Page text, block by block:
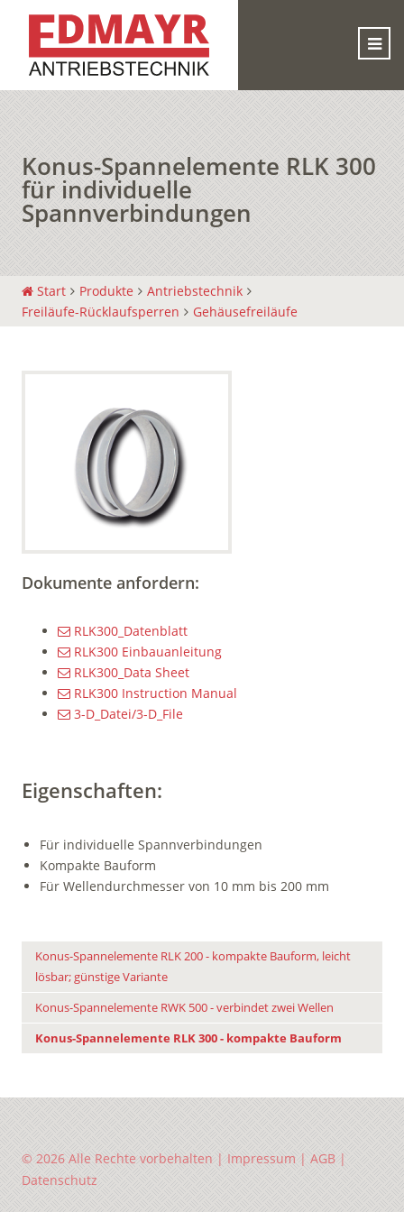
Konus-Spannelemente RLK 300
für individuelle
Spannverbindungen
Start Produkte
Antriebstechnik
Freiläufe-Rücklaufsperren
Gehäusefreiläufe
Dokumente anfordern:
RLK300_Datenblatt
RLK300 Einbauanleitung
RLK300_Data Sheet
RLK300 Instruction Manual
3-D_Datei/3-D_File
Eigenschaften:
Für individuelle Spannverbindungen
Kompakte Bauform
Für Wellendurchmesser von 10 mm bis 200 mm
Konus-Spannelemente RLK 200 - kompakte Bauform, leicht
lösbar; günstige Variante
Konus-Spannelemente RWK 500 - verbindet zwei Wellen
Konus-Spannelemente RLK 300 - kompakte Bauform
© 2026 Alle Rechte vorbehalten | Impressum | AGB |
Datenschutz